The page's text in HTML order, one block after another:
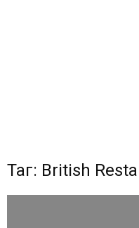
Таг: British